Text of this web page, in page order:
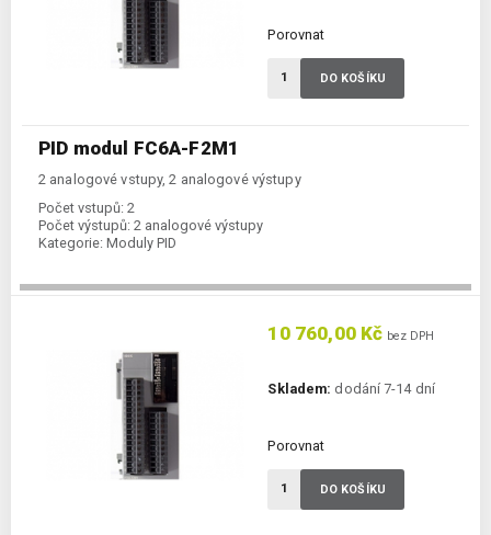
PID modul FC6A-F2M1
2 analogové vstupy, 2 analogové výstupy
Počet vstupů: 2
Počet výstupů: 2 analogové výstupy
Kategorie: Moduly PID
Porovnat
DO KOŠÍKU
10 760,00 Kč bez DPH
Skladem: dodání 7-14 dní
Porovnat
DO KOŠÍKU